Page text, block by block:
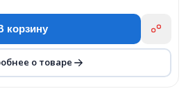
корзину
о товаре